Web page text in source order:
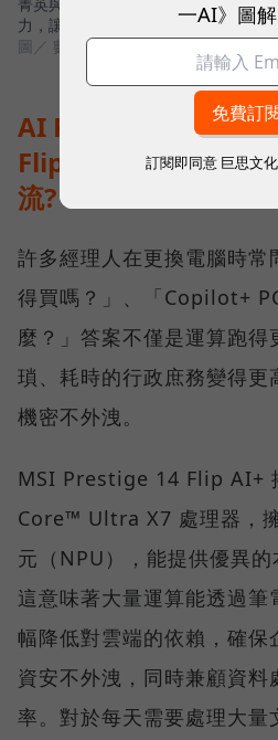
力，讓 AI 真正流暢地融入日常工作流
圖／ 數位時代
AI PC 時代來臨：
Flip AI+ 如何用地端
流?
許多經理人在更換電腦時常
得買嗎？」、「Copilot+
麼？」答案不僅是運算跑得
瑣、耗時的行政庶務變得更
機密不外洩。
MSI Prestige 14 Flip AI+
Core™ Ultra X7 處理器，
元（NPU），能提供優異
這意味著大量運算能透過筆
幅降低對雲端的依賴，確保
資安不外洩，同時兼顧資料
率。對於每天需要處理大量
一AI》圖
訂閱即同意 巨思文